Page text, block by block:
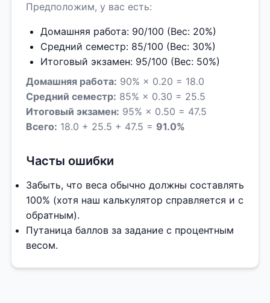
Предположим, у вас есть:
Домашняя работа: 90/100 (Вес: 20%)
Средний семестр: 85/100 (Вес: 30%)
Итоговый экзамен: 95/100 (Вес: 50%)
Домашняя работа: 90% × 0.20 = 18.0
Средний семестр: 85% × 0.30 = 25.5
Итоговый экзамен: 95% × 0.50 = 47.5
Всего: 18.0 + 25.5 + 47.5 = 91.0%
Часты ошибки
Забыть, что веса обычно должны составлять
100% (хотя наш калькулятор справляется и с
обратным).
Путаница баллов за задание с процентным
весом.